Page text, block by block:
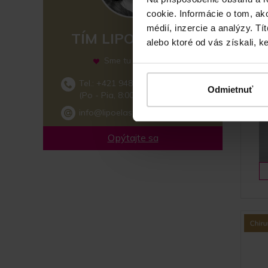
cookie. Informácie o tom,
médií, inzercie a analýzy.
alebo ktoré od vás získali,
Odmietnuť
TÍM LIPOELASTIC
Sme tu pre vás
Tel.: +421 948 992 100
(Po - Pia, 8:00 - 15:00)
info@lipoelastic.sk
Opýtajte sa